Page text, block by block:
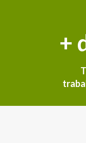
+